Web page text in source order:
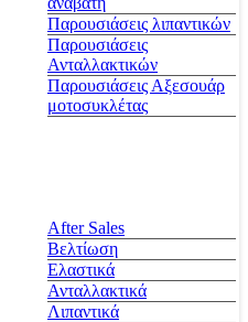
Παρουσιάσεις λιπαντικών
Παρουσιάσεις
Ανταλλακτικών
Παρουσιάσεις Αξεσουάρ
μοτοσυκλέτας
Αfter Sales
Βελτίωση
Ελαστικά
Ανταλλακτικά
Λιπαντικά